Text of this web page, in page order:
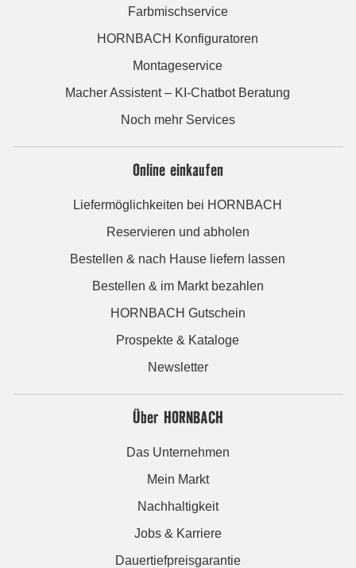
Farbmischservice
HORNBACH Konfiguratoren
Montageservice
Macher Assistent – KI-Chatbot Beratung
Noch mehr Services
Online einkaufen
Liefermöglichkeiten bei HORNBACH
Reservieren und abholen
Bestellen & nach Hause liefern lassen
Bestellen & im Markt bezahlen
HORNBACH Gutschein
Prospekte & Kataloge
Newsletter
Über HORNBACH
Das Unternehmen
Mein Markt
Nachhaltigkeit
Jobs & Karriere
Dauertiefpreisgarantie